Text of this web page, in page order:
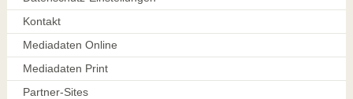
Kontakt
Mediadaten Online
Mediadaten Print
Partner-Sites